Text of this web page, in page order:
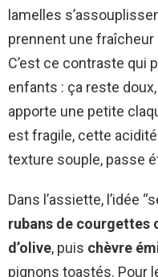
lamelles
prennent une fraîcheur
C’est ce contraste qui
enfants : ça reste
apporte une petite
est fragile, cette
texture souple, passe
Dans l’assiette, l’idée
rubans de courgettes
d’olive, puis chèvre
pignons toastés. Pour